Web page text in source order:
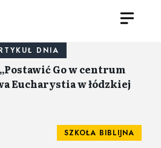
DNIA
Go w centrum
Eucharystia w łódzkiej
SZKOŁA BIBLIJNA